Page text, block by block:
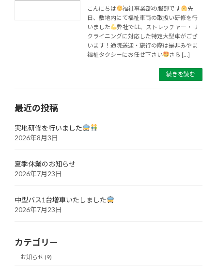
こんにちは 福祉事業部の服部です
先
日、敷地内にて福祉車両の取扱い研修を行
いました
弊社では、ストレッチャー・リ
クライニングに対応した特定大型車がござ
います！通院送迎・旅行の際は是非みやま
福祉タクシーにお任せ下さい
さら […]
続きを読む
最近の投稿
実地研修を行いました
2026年8月3日
夏季休業のお知らせ
2026年7月23日
中型バス1台増車いたしました
2026年7月23日
カテゴリー
お知らせ (9)